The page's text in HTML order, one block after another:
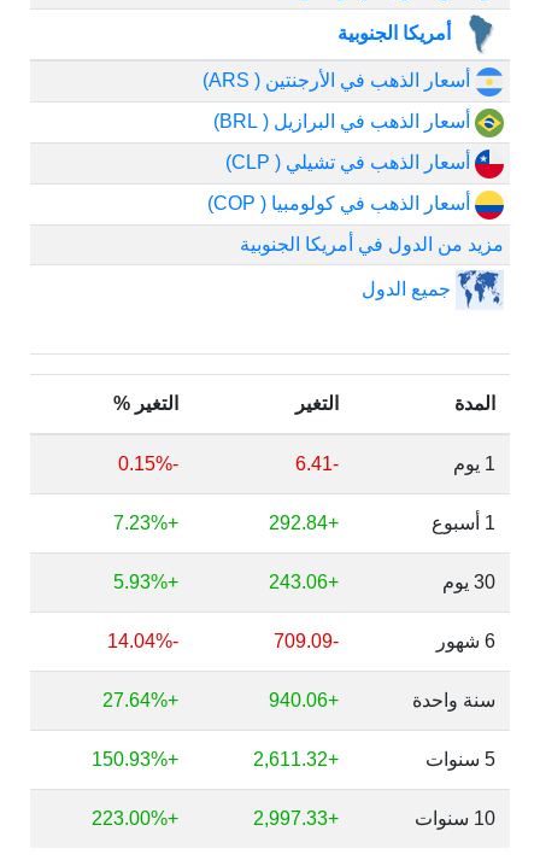
أمريكا الجنوبية
أسعار الذهب في الأرجنتين ( ARS)
أسعار الذهب في البرازيل ( BRL)
أسعار الذهب في تشيلي ( CLP)
أسعار الذهب في كولومبيا ( COP)
مزيد من الدول في أمريكا الجنوبية
جميع الدول
المدة التغير التغير %
1 يوم -6.41
-0.15%
1 أسبوع +292.84
+7.23%
30 يوم +243.06
+5.93%
6 شهور -709.09
-14.04%
سنة واحدة +940.06
+27.64%
5 سنوات +2,611.32
+150.93%
10 سنوات +2,997.33
+223.00%